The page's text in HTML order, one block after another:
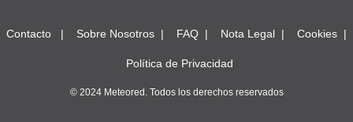
Contacto Sobre Nosotros FAQ Nota Legal Cookies
Política de Privacidad
© 2024 Meteored. Todos los derechos reservados